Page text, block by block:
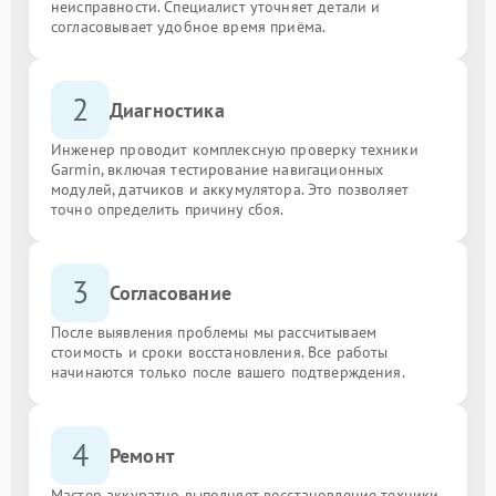
неисправности. Специалист уточняет детали и
согласовывает удобное время приёма.
2 Диагностика
Инженер проводит комплексную проверку техники
Garmin, включая тестирование навигационных
модулей, датчиков и аккумулятора. Это позволяет
точно определить причину сбоя.
3 Согласование
После выявления проблемы мы рассчитываем
стоимость и сроки восстановления. Все работы
начинаются только после вашего подтверждения.
4 Ремонт